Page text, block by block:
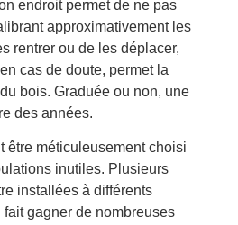
endroit permet de ne pas
approximativement les
rentrer ou de les déplacer,
cas de doute, permet la
bois. Graduée ou non, une
des années.
être méticuleusement choisi
inutiles. Plusieurs
installées à différents
gagner de nombreuses